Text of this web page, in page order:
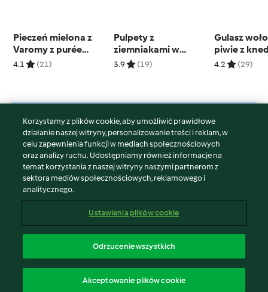
Pieczeń mielona z
Varomy z purée
ziemniaczanym i
4.1 (21)
Pulpety z
ziemniakami w
migdałowym sosie
3.9 (19)
Gulasz
piwie z
serowymi
4.2 (29)
© Copyright 2026
Warunki korzystania
Polityka prywatności
Disclaimer
Znak wydawcy
Zgłoś treść
Oświadczenie o dostępności
Korzystamy z plików cookie, aby umożliwić prawidłowe
działanie naszej witryny, personalizowanie treści i reklam, w
celu zapewnienia funkcji w mediach społecznościowych
oraz analizy ruchu. Udostępniamy również informacje na
temat korzystania z naszej witryny naszymi partnerom z
sektora mediów społecznościowych, reklamowego i
analitycznego.
Ustawienia plików cookie
Odrzucenie wszystkich
Akceptowanie plików cookie